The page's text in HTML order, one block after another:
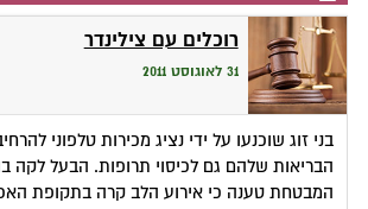
רוכלים עם צילינדר
31 לאוגוסט 2011
בני זוג שוכנעו על ידי נציג מכירות טלפוני
הבריאות שלהם גם לכיסוי תרופות. הבעל לקה
המבטחת טענה כי אירוע הלב קרה בתקופת